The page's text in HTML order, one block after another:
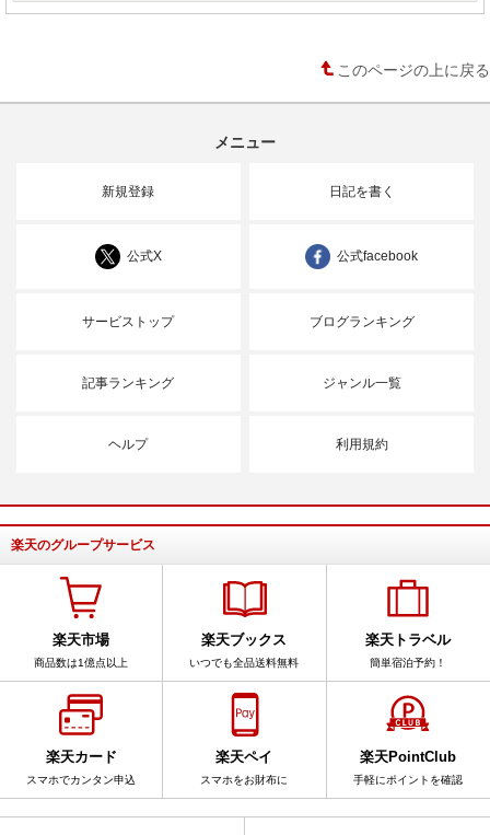
このページの上に戻る
メニュー
新規登録 日記を書く
公式X 公式facebook
サービストップ ブログランキング
記事ランキング ジャンル一覧
ヘルプ 利用規約
楽天のグループサービス
楽天市場
商品数は1億点以上
楽天ブックス
いつでも全品送料無料
楽天トラベル
簡単宿泊予約！
楽天カード
スマホでカンタン申込
楽天ペイ
スマホをお財布に
楽天PointClub
手軽にポイントを確認